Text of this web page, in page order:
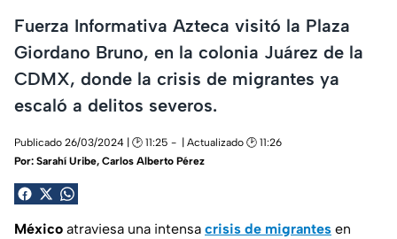
Fuerza Informativa Azteca visitó la Plaza
Giordano Bruno, en la colonia Juárez de la
CDMX, donde la crisis de migrantes ya
escaló a delitos severos.
Publicado 26/03/2024 | 🕑 11:25
| Actualizado 🕑 11:26
Por: Sarahí Uribe, Carlos Alberto Pérez
México atraviesa una intensa crisis de migrantes en